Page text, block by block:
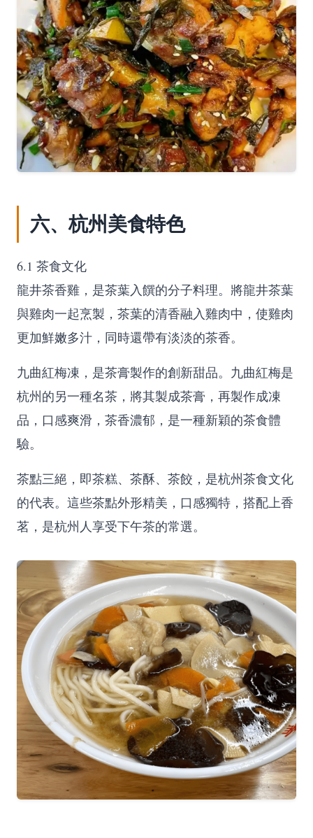
六、杭州美食特色
6.1 茶食文化
龍井茶香雞，是茶葉入饌的分子料理。將龍井茶葉
與雞肉一起烹製，茶葉的清香融入雞肉中，使雞肉
更加鮮嫩多汁，同時還帶有淡淡的茶香。
九曲紅梅凍，是茶膏製作的創新甜品。九曲紅梅是
杭州的另一種名茶，將其製成茶膏，再製作成凍
品，口感爽滑，茶香濃郁，是一種新穎的茶食體
驗。
茶點三絕，即茶糕、茶酥、茶餃，是杭州茶食文化
的代表。這些茶點外形精美，口感獨特，搭配上香
茗，是杭州人享受下午茶的常選。